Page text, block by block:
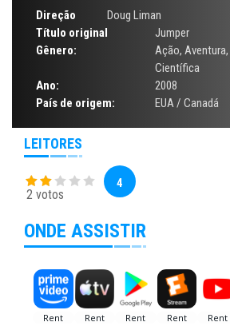
Direção
Doug Liman
Título original
Jumper
Gênero:
Ação, Aventura,
Científica
Ano:
2008
País de origem:
EUA / Canadá
LEITORES
2 votos
4
ONDE ASSISTIR